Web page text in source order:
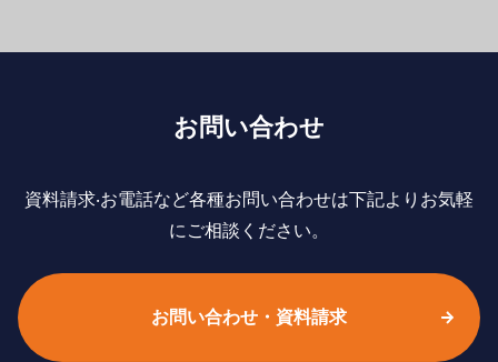
お問い合わせ
資料請求‧お電話など各種お問い合わせは下記よりお気軽
にご相談ください。
お問い合わせ・資料請求